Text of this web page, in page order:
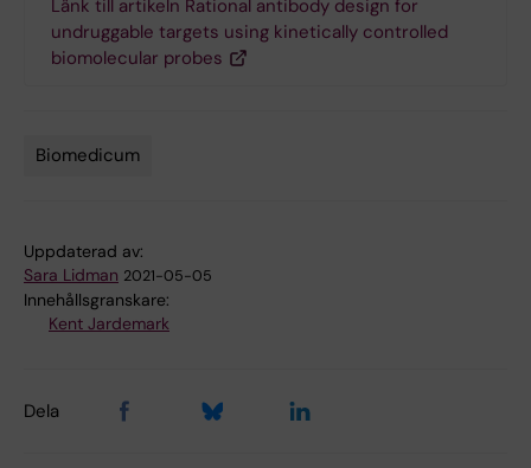
Länk till artikeln Rational antibody design for
undruggable targets using kinetically controlled
biomolecular probes
Biomedicum
Uppdaterad av:
Sara Lidman 2021-05-05
Innehållsgranskare:
Kent Jardemark
Dela